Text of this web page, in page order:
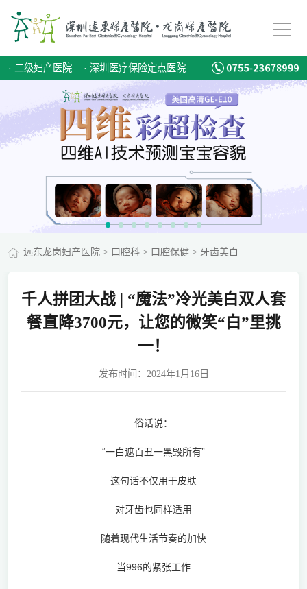
· 二级妇产医院 · 深圳医疗保险定点医院
远东龙岗妇产医院> 口腔科> 口腔保健> 牙齿美白
千人拼团大战 | “魔法”冷光美白双人套
餐直降3700元，让您的微笑“白”里挑
一！
发布时间：2024年1月16日
俗话说：
“一白遮百丑一黑毁所有”
这句话不仅用于皮肤
对牙齿也同样适用
随着现代生活节奏的加快
当996的紧张工作